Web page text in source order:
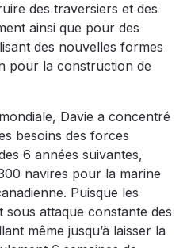
des traversiers et des
ainsi que pour des
des nouvelles formes
pour la construction de
Davie a concentré
besoins des forces
6 années suivantes,
navires pour la marine
Puisque les
sous attaque constante des
même jusqu’à laisser la